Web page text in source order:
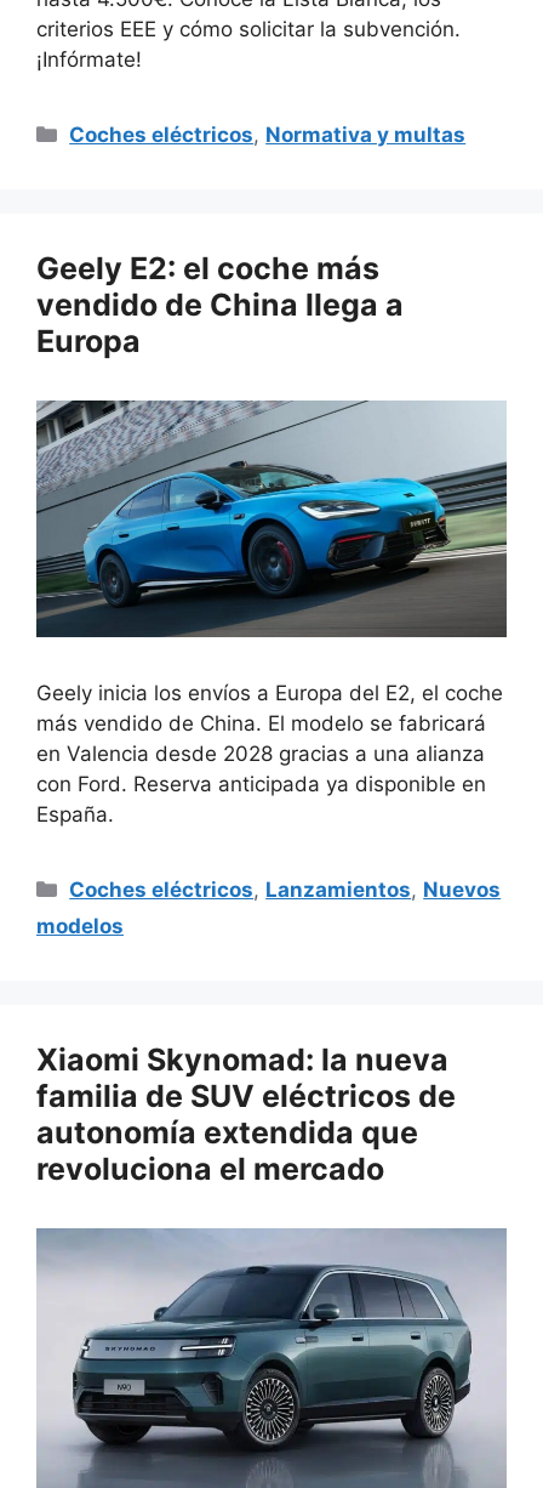
criterios EEE y cómo solicitar la subvención.
¡Infórmate!
Categorías
Coches eléctricos, Normativa y multas
Geely E2: el coche más
vendido de China llega a
Europa
Geely inicia los envíos a Europa del E2, el coche
más vendido de China. El modelo se fabricará
en Valencia desde 2028 gracias a una alianza
con Ford. Reserva anticipada ya disponible en
España.
Categorías
Coches eléctricos, Lanzamientos, Nuevos
modelos
Xiaomi Skynomad: la nueva
familia de SUV eléctricos de
autonomía extendida que
revoluciona el mercado